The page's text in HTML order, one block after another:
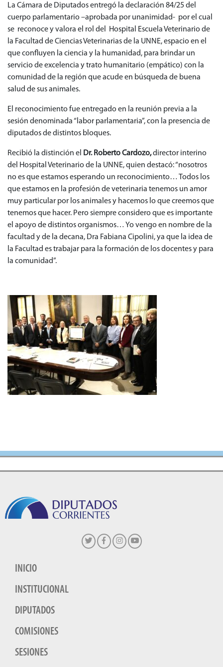
La Cámara de Diputados entregó la declaración 84/25 del
cuerpo parlamentario –aprobada por unanimidad- por el cual
se reconoce y valora el rol del Hospital Escuela Veterinario de
la Facultad de Ciencias Veterinarias de la UNNE, espacio en el
que confluyen la ciencia y la humanidad, para brindar un
servicio de excelencia y trato humanitario (empático) con la
comunidad de la región que acude en búsqueda de buena
salud de sus animales.
El reconocimiento fue entregado en la reunión previa a la
sesión denominada “labor parlamentaria”, con la presencia de
diputados de distintos bloques.
Recibió la distinción el Dr. Roberto Cardozo,director interino
del Hospital Veterinario de la UNNE, quien destacó: “nosotros
no es que estamos esperando un reconocimiento… Todos los
que estamos en la profesión de veterinaria tenemos un amor
muy particular por los animales y hacemos lo que creemos que
tenemos que hacer. Pero siempre considero que es importante
el apoyo de distintos organismos… Yo vengo en nombre de la
facultad y de la decana, Dra Fabiana Cipolini, ya que la idea de
la Facultad es trabajar para la formación de los docentes y para
la comunidad”.
INICIO
INSTITUCIONAL
DIPUTADOS
COMISIONES
SESIONES